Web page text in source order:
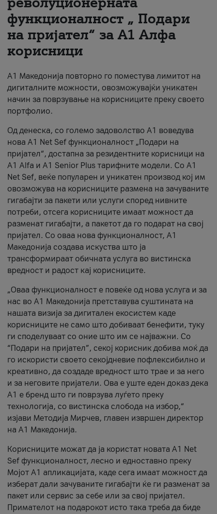
За нас
#ПодобарОнлајн
функционалност „ Подари
на пријател“ за А1 Алфа
корисници
А1 Македонија повторно го поместува лимитот на
дигиталните можности, овозможувајќи уникатен
начин за поврзување на корисниците преку своето
портфолио.
Од денеска, со големо задоволство А1 воведува
нова A1 Net Sef функционалност „Подари на
пријател“, достапна за резидентните корисници на
А1 Alfa и A1 Senior Plus тарифните модели. Со A1
Net Sef, веќе популарен и уникатен производ кој им
овозможува на корисниците размена на зачуваните
гигабајти за пакети или услуги според нивните
потреби, отсега корисниците имаат можност да
разменат гигабајти, а пакетот да го подарат на свој
пријател. Со оваа нова функционалност, А1
Македонија создава искуства што ја
трансформираат обичната услуга во вистинска
вредност и радост кај корисниците.
„Оваа функционалност е повеќе од нова услуга и за
нас во А1 Македонија претставува суштината на
нашата визија за дигитален екосистем каде
корисниците не само што добиваат бенефити, туку
ги споделуваат со оние што им се најважни. Со
“Подари на пријател”, секој корисник добива моќ да
го искористи своето секојдневие пофлексибилно и
креативно, да создаде вредност што трае и за него
и за неговите пријатели. Ова е уште еден доказ дека
А1 е бренд што ги поврзува луѓето преку
технологија, со вистинска слобода на избор,“
изјави Методија Мирчев, главен извршен директор
на А1 Македонија.
Корисниците можат да ја користат новата А1 Net
Sef функционалност, лесно и едноставно преку
Мојот А1 апликацијата, каде сега имаат можност да
изберат дали зачуваните гигабајти ќе ги разменат за
пакет или сервис за себе или за свој пријател.
Примателот на подарокот исто така треба да биде